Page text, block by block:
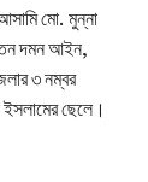
মো. মুন্না
দমন আইন,
৩ নম্বর
ইসলামের ছেলে।